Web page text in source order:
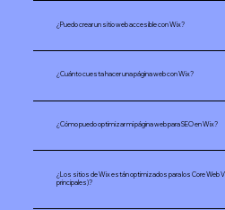
¿Puedo crear un sitio web accesible con Wix?
¿Cuánto cuesta hacer una página web con Wix?
¿Cómo puedo optimizar mi página web para SEO en Wix?
¿Los sitios de Wix están optimizados para los Core Web
principales)?